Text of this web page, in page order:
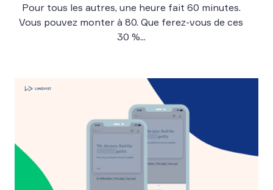
Pour tous les autres, une heure fait 60 minutes.
Vous pouvez monter à 80. Que ferez-vous de ces
30 %...